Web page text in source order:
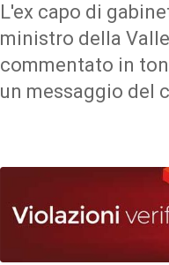
L'ex capo di
ministro della
commentato in
un messaggio del